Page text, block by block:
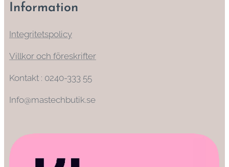
Information
Integritetspolicy
Villkor och föreskrifter
Kontakt : 0240-333 55
Info@mastechbutik.se